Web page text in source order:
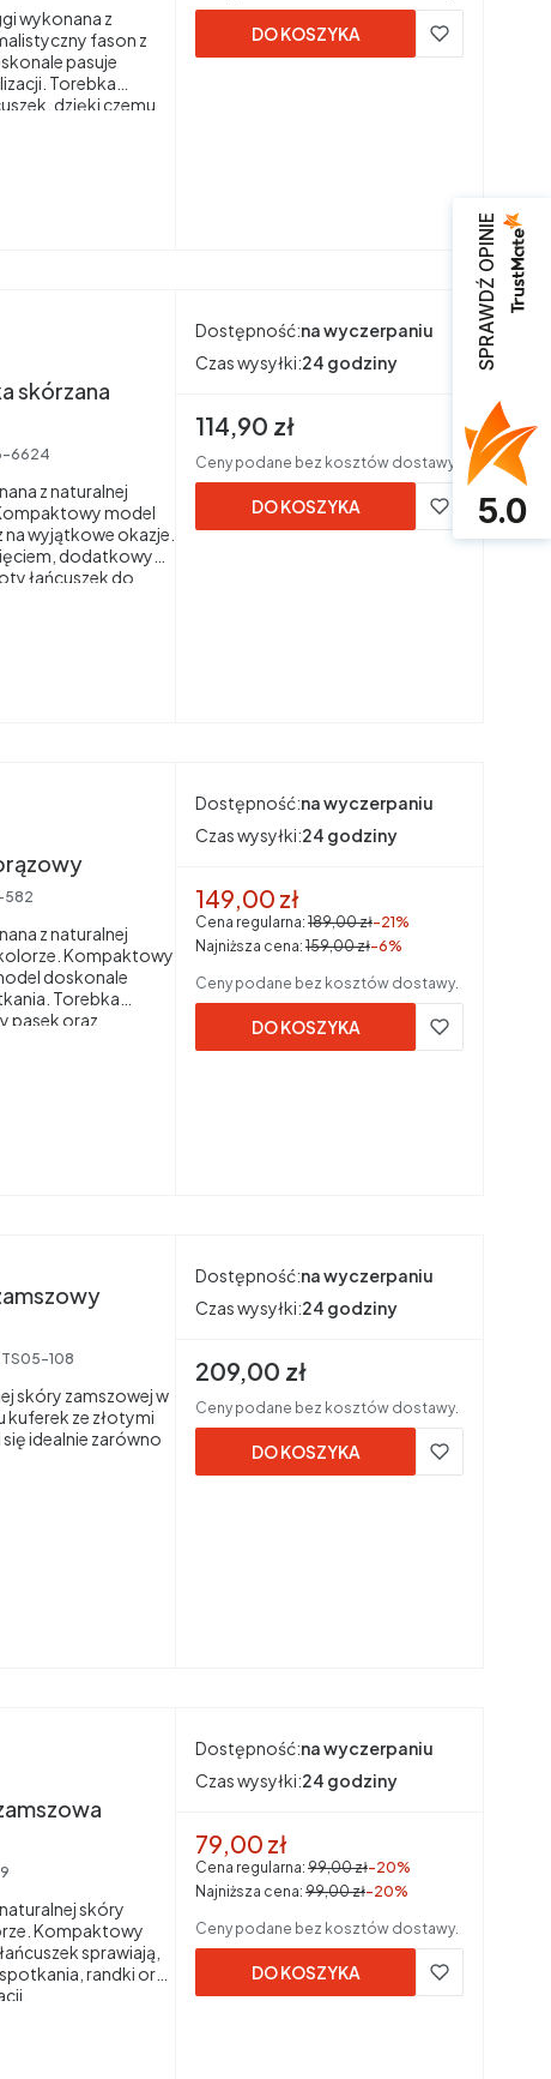
wykonana z
fason z
pasuje
Torebka
dzięki czemu
DO KOSZYKA
skórzana
6624
z naturalnej
model
na wyjątkowe okazje.
dodatkowy
łańcuszek do
Dostępność:na wyczerpaniu
Czas wysyłki:24 godziny
Cena brutto
114,90 zł
Ceny podane bez kosztów dostawy.
DO KOSZYKA
582
z naturalnej
Kompaktowy
doskonale
Torebka
pasek oraz
Dostępność:na wyczerpaniu
Czas wysyłki:24 godziny
Cena promocyjna brutto
149,00 zł
Cena regularna: 189,00 zł-21%
Najniższa cena: 159,00 zł-6%
Ceny podane bez kosztów dostawy.
DO KOSZYKA
TS05-108
skóry zamszowej w
ze złotymi
idealnie zarówno
Dostępność:na wyczerpaniu
Czas wysyłki:24 godziny
Cena brutto
209,00 zł
Ceny podane bez kosztów dostawy.
DO KOSZYKA
skóry
Kompaktowy
sprawiają,
randki oraz
Dostępność:na wyczerpaniu
Czas wysyłki:24 godziny
Cena promocyjna brutto
79,00 zł
Cena regularna: 99,00 zł-20%
Najniższa cena: 99,00 zł-20%
Ceny podane bez kosztów dostawy.
DO KOSZYKA
SPRAWDŹ OPINIE
5.0